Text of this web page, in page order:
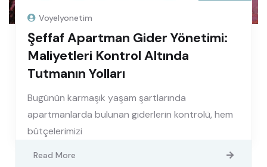
Voyelyonetim
Şeffaf Apartman Gider Yönetimi:
Maliyetleri Kontrol Altında
Tutmanın Yolları
Bugünün karmaşık yaşam şartlarında
apartmanlarda bulunan giderlerin kontrolü, hem
bütçelerimizi
Read More